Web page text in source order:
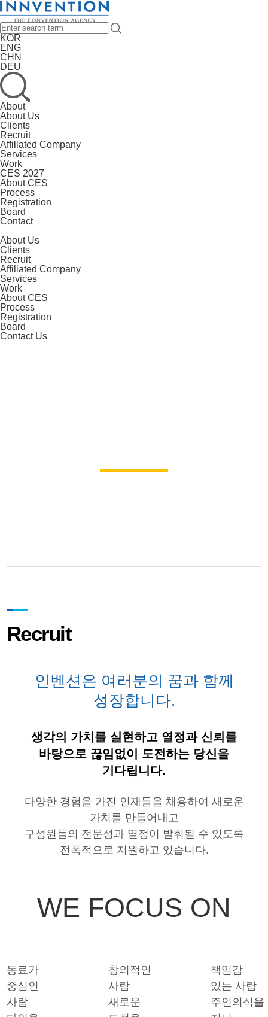
KOR
ENG
CHN
DEU
About
About Us
Clients
Recruit
Affiliated Company
Services
Work
CES 2027
About CES
Process
Registration
Board
Contact
About Us
Clients
Recruit
Affiliated Company
Services
Work
About CES
Process
Registration
Board
Contact Us
Recruit
인벤션은 여러분의 꿈과 함께
성장합니다.
생각의 가치를 실현하고 열정과 신뢰를
바탕으로 끊임없이 도전하는 당신을
기다립니다.
다양한 경험을 가진 인재들을 채용하여 새로운
가치를 만들어내고
구성원들의 전문성과 열정이 발휘될 수 있도록
전폭적으로 지원하고 있습니다.
WE FOCUS ON
동료가
중심인
사람
창의적인
사람
새로운
책임감
있는 사람
주인의식을